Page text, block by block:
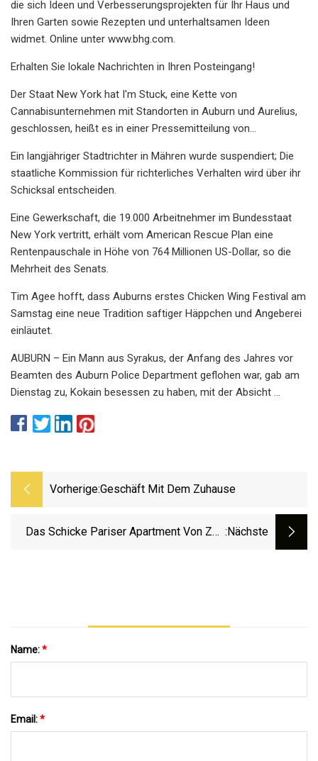
die sich Ideen und Verbesserungsprojekten für Ihr Haus und
Ihren Garten sowie Rezepten und unterhaltsamen Ideen
widmet. Online unter www.bhg.com.
Erhalten Sie lokale Nachrichten in Ihren Posteingang!
Der Staat New York hat I'm Stuck, eine Kette von
Cannabisunternehmen mit Standorten in Auburn und Aurelius,
geschlossen, heißt es in einer Pressemitteilung von…
Ein langjähriger Stadtrichter in Mähren wurde suspendiert; Die
staatliche Kommission für richterliches Verhalten wird über ihr
Schicksal entscheiden.
Eine Gewerkschaft, die 19.000 Arbeitnehmer im Bundesstaat
New York vertritt, erhält vom American Rescue Plan eine
Rentenpauschale in Höhe von 764 Millionen US-Dollar, so die
Mehrheit des Senats.
Tim Agee hofft, dass Auburns erstes Chicken Wing Festival am
Samstag eine neue Tradition saftiger Häppchen und Angeberei
einläutet.
AUBURN – Ein Mann aus Syrakus, der Anfang des Jahres vor
Beamten des Auburn Police Department geflohen war, gab am
Dienstag zu, Kokain besessen zu haben, mit der Absicht …
Vorherige:Geschäft Mit Dem Zuhause
Das Schicke Pariser Apartment Von Zoe :nächste
Name:*
Email:*